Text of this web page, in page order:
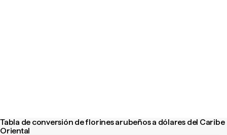
Tabla de conversión de florines arubeños a dólares del Caribe
Oriental